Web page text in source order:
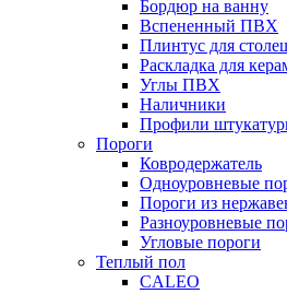
Бордюр на ванну
Вспененный ПВХ
Плинтус для
Раскладка для
Углы ПВХ
Наличники
Профили
Пороги
Ковродержатель
Одноуровневые
Пороги из
Разноуровневые
Угловые пороги
Теплый пол
CALEO